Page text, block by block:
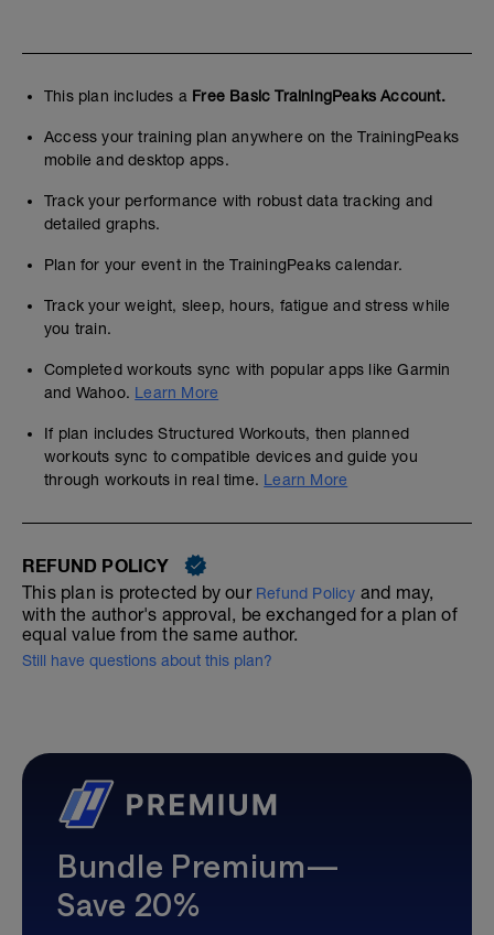
This plan includes a Free Basic TrainingPeaks Account.
Access your training plan anywhere on the TrainingPeaks
mobile and desktop apps.
Track your performance with robust data tracking and
detailed graphs.
Plan for your event in the TrainingPeaks calendar.
Track your weight, sleep, hours, fatigue and stress while
you train.
Completed workouts sync with popular apps like Garmin
and Wahoo. Learn More
If plan includes Structured Workouts, then planned
workouts sync to compatible devices and guide you
through workouts in real time. Learn More
REFUND POLICY
This plan is protected by our Refund Policy and may,
with the author's approval, be exchanged for a plan of
equal value from the same author.
Still have questions about this plan?
Bundle Premium—
Save 20%